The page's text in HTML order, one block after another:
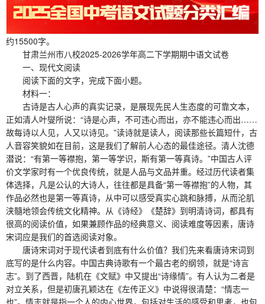
约15500字。
甘肃兰州市八校2025-2026学年高二下学期期中语文试卷
一、现代文阅读
阅读下面的文字，完成下面小题。
材料一：
古诗是古人心声的真实记录，是展现先民人生态度的可靠文本，
正如清人叶燮所说：“诗是心声，不可违心而出，亦不能违心而出……
故每诗以人见，人又以诗见。”读诗就是读人，阅读那些长篇短什，古
人音容笑貌如在目前，这是我们了解前人心态的最佳途径。清人沈德
潜说：“有第一等襟抱，第一等学识，斯有第一等真诗。”中国古人评
价文学家时有一个优良传统，就是人品与文品并重。经过历代读者集
体选择，凡是公认的大诗人，往往都是具备“第一等襟抱”的人物，其
作品必然也是第一等真诗，从中可以感受真实心跳和脉搏，从而沦肌
浃髓地领会传统文化精神。从《诗经》《楚辞》到明清诗词，都具有
很高的阅读价值，如果兼顾作品的经典意义、阅读难度等因素，唐诗
宋词应是我们的首选阅读对象。
唐诗宋词对于现代读者到底有什么价值？我们先来看唐诗宋词到
底写的是什么内容。中国古典诗歌有一个最古老的纲领，就是“诗言
志”。到了西晋，陆机在《文赋》中又提出“诗缘情”。有人认为二者是
对立关系，但是初唐孔颖达在《左传正义》中说得很清楚：“情志一
也”。情志就是指一个人的内心世界，包括对生活的感受和思考，也包